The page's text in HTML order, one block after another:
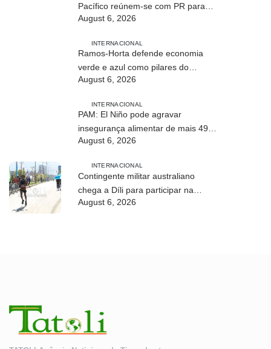
Pacífico reúnem-se com PR para
conhecer processo de paz no país
August 6, 2026
INTERNACIONAL
Ramos-Horta defende economia
verde e azul como pilares do
desenvolvimento sustentável de
August 6, 2026
INTERNACIONAL
PAM: El Niño pode agravar
insegurança alimentar de mais 49
milhões de pessoas até 2027
August 6, 2026
INTERNACIONAL
Contingente militar australiano
chega a Díli para participar na
Maratona Internacional de 2026
August 6, 2026